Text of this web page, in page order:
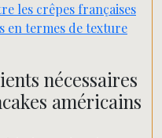
les crêpes françaises
en termes de texture
nécessaires
américains